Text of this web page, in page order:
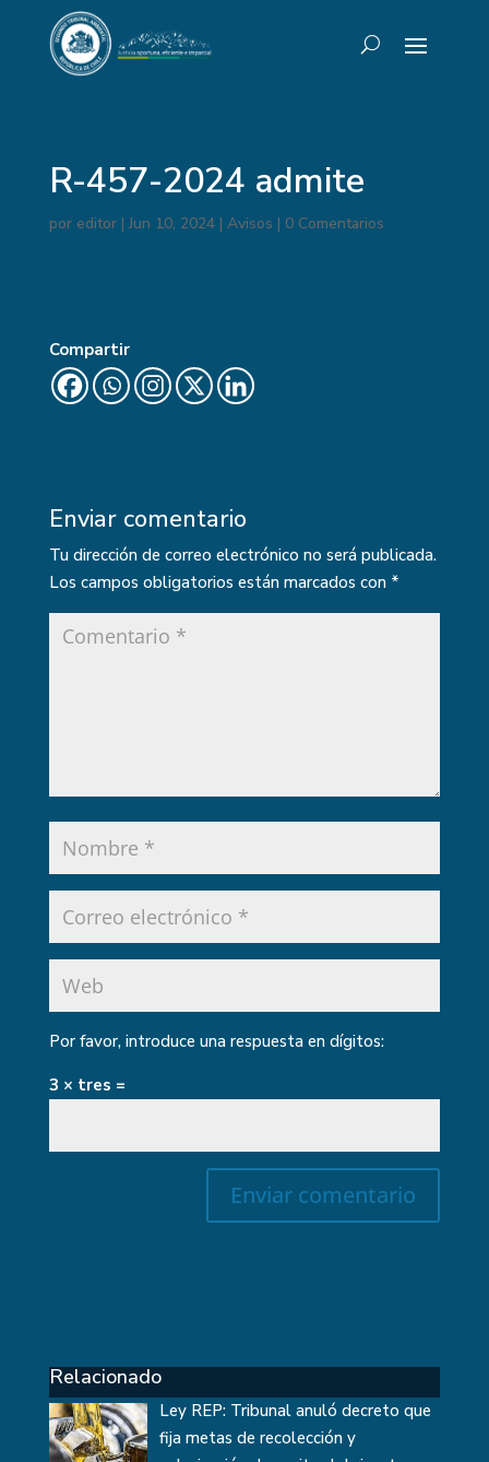
R-457-2024 admite
por editor|Jun 10, 2024| Avisos | 0 Comentarios
Compartir
Enviar comentario
Tu dirección de correo electrónico no será publicada.
Los campos obligatorios están marcados con *
Por favor, introduce una respuesta en dígitos:
3 × tres =
Relacionado
Ley REP: Tribunal anuló decreto que
fija metas de recolección y